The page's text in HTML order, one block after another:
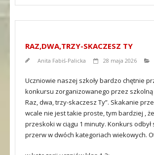
RAZ,DWA,TRZY-SKACZESZ TY
Anita Fabiś-Palicka 28 maja 2026
Uczniowie naszej szkoły bardzo chętnie
konkursu zorganizowanego przez szkolną
Raz, dwa, trzy-skaczesz Ty”. Skakanie
wcale nie jest takie proste, tym bardziej , że
przeskoki w ciągu 1 minuty. Konkurs odbył
przerw w dwóch kategoriach wiekowych.